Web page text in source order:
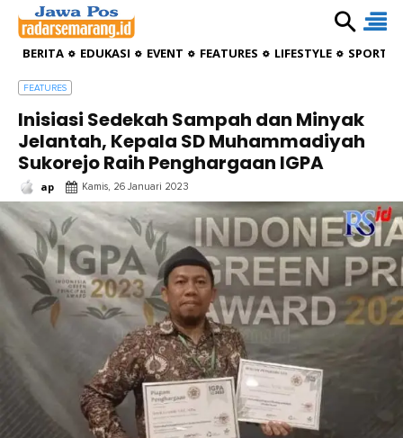
BERITA EDUKASI EVENT FEATURES LIFESTYLE
FEATURES
Inisiasi Sedekah Sampah dan Minyak
Jelantah, Kepala SD Muhammadiyah
Sukorejo Raih Penghargaan IGPA
ap Kamis, 26 Januari 2023